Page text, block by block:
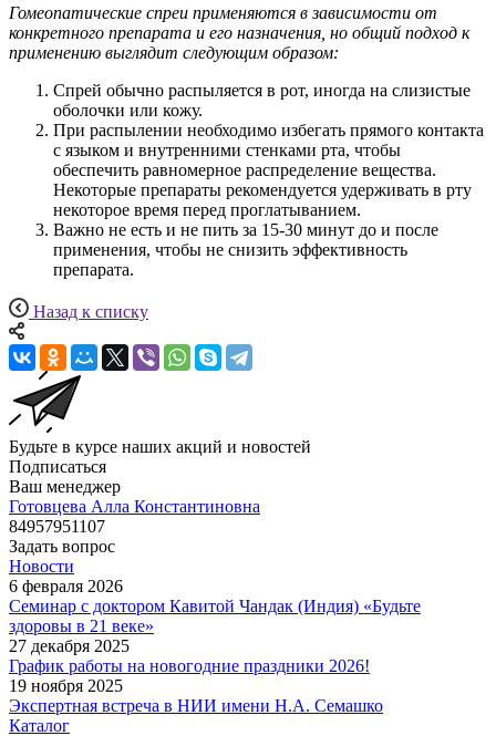
Гомеопатические спреи применяются в зависимости от
конкретного препарата и его назначения, но общий подход к
применению выглядит следующим образом:
Спрей обычно распыляется в рот, иногда на слизистые
оболочки или кожу.
При распылении необходимо избегать прямого контакта
с языком и внутренними стенками рта, чтобы
обеспечить равномерное распределение вещества.
Некоторые препараты рекомендуется удерживать в рту
некоторое время перед проглатыванием.
Важно не есть и не пить за 15-30 минут до и после
применения, чтобы не снизить эффективность
препарата.
Назад к списку
Будьте в курсе наших акций и новостей
Подписаться
Ваш менеджер
Готовцева Алла Константиновна
84957951107
Задать вопрос
Новости
6 февраля 2026
Семинар с доктором Кавитой Чандак (Индия) «Будьте
здоровы в 21 веке»
27 декабря 2025
График работы на новогодние праздники 2026!
19 ноября 2025
Экспертная встреча в НИИ имени Н.А. Семашко
Каталог